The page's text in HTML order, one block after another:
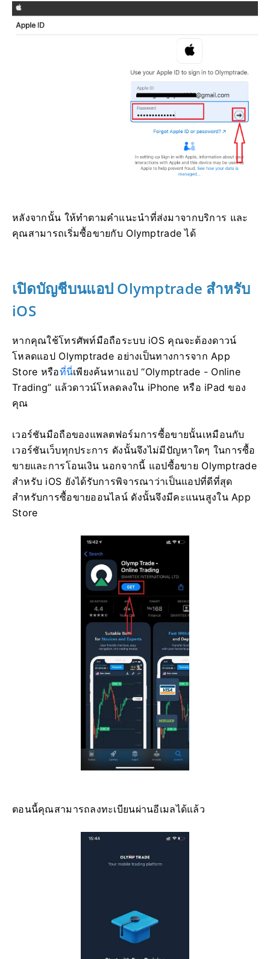
หลังจากนั้น ให้ทำตามคำแนะนำที่ส่งมาจากบริการ และ
คุณสามารถเริ่มซื้อขายกับ Olymptrade ได้
เปิดบัญชีบนแอป Olymptrade สำหรับ
iOS
หากคุณใช้โทรศัพท์มือถือระบบ iOS คุณจะต้องดาวน์
โหลดแอป Olymptrade อย่างเป็นทางการจาก App
Store หรือที่นี่เพียงค้นหาแอป “Olymptrade - Online
Trading” แล้วดาวน์โหลดลงใน iPhone หรือ iPad ของ
คุณ
เวอร์ชันมือถือของแพลตฟอร์มการซื้อขายนั้นเหมือนกับ
เวอร์ชันเว็บทุกประการ ดังนั้นจึงไม่มีปัญหาใดๆ ในการซื้อ
ขายและการโอนเงิน นอกจากนี้ แอปซื้อขาย Olymptrade
สำหรับ iOS ยังได้รับการพิจารณาว่าเป็นแอปที่ดีที่สุด
สำหรับการซื้อขายออนไลน์ ดังนั้นจึงมีคะแนนสูงใน App
Store
ตอนนี้คุณสามารถลงทะเบียนผ่านอีเมลได้แล้ว